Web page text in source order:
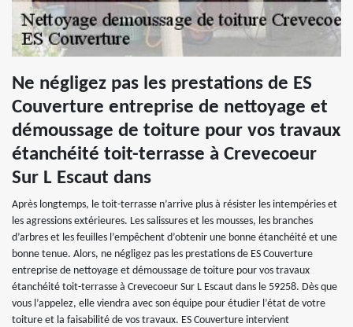
Ne négligez pas les prestations de ES
Couverture entreprise de nettoyage et
démoussage de toiture pour vos travaux
étanchéité toit-terrasse à Crevecoeur
Sur L Escaut dans
Après longtemps, le toit-terrasse n’arrive plus à résister les intempéries et
les agressions extérieures. Les salissures et les mousses, les branches
d’arbres et les feuilles l’empêchent d’obtenir une bonne étanchéité et une
bonne tenue. Alors, ne négligez pas les prestations de ES Couverture
entreprise de nettoyage et démoussage de toiture pour vos travaux
étanchéité toit-terrasse à Crevecoeur Sur L Escaut dans le 59258. Dès que
vous l’appelez, elle viendra avec son équipe pour étudier l’état de votre
toiture et la faisabilité de vos travaux. ES Couverture intervient